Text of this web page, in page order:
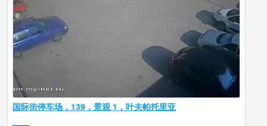
国际街停车场，139，景观 1，叶夫帕托里亚